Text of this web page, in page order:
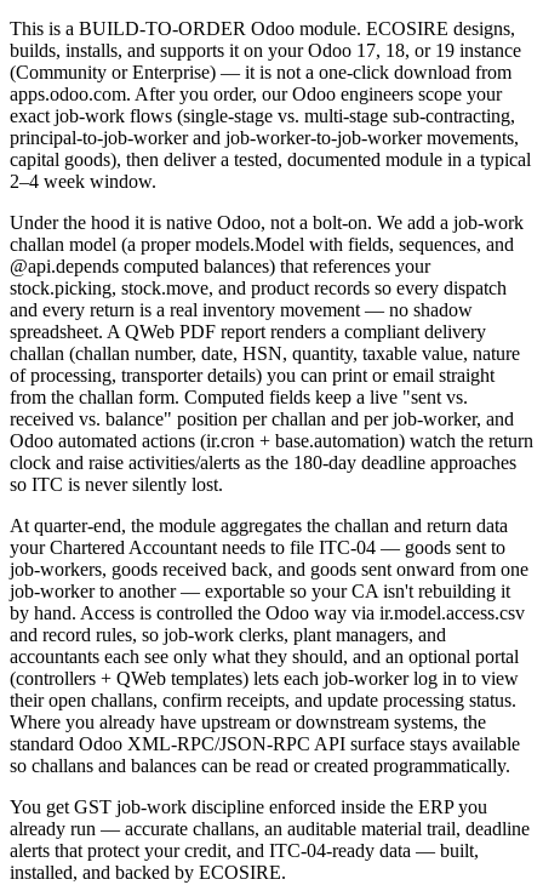
This is a BUILD-TO-ORDER Odoo module. ECOSIRE designs,
builds, installs, and supports it on your Odoo 17, 18, or 19 instance
(Community or Enterprise) — it is not a one-click download from
apps.odoo.com. After you order, our Odoo engineers scope your
exact job-work flows (single-stage vs. multi-stage sub-contracting,
principal-to-job-worker and job-worker-to-job-worker movements,
capital goods), then deliver a tested, documented module in a typical
2–4 week window.
Under the hood it is native Odoo, not a bolt-on. We add a job-work
challan model (a proper models.Model with fields, sequences, and
@api.depends computed balances) that references your
stock.picking, stock.move, and product records so every dispatch
and every return is a real inventory movement — no shadow
spreadsheet. A QWeb PDF report renders a compliant delivery
challan (challan number, date, HSN, quantity, taxable value, nature
of processing, transporter details) you can print or email straight
from the challan form. Computed fields keep a live "sent vs.
received vs. balance" position per challan and per job-worker, and
Odoo automated actions (ir.cron + base.automation) watch the return
clock and raise activities/alerts as the 180-day deadline approaches
so ITC is never silently lost.
At quarter-end, the module aggregates the challan and return data
your Chartered Accountant needs to file ITC-04 — goods sent to
job-workers, goods received back, and goods sent onward from one
job-worker to another — exportable so your CA isn't rebuilding it
by hand. Access is controlled the Odoo way via ir.model.access.csv
and record rules, so job-work clerks, plant managers, and
accountants each see only what they should, and an optional portal
(controllers + QWeb templates) lets each job-worker log in to view
their open challans, confirm receipts, and update processing status.
Where you already have upstream or downstream systems, the
standard Odoo XML-RPC/JSON-RPC API surface stays available
so challans and balances can be read or created programmatically.
You get GST job-work discipline enforced inside the ERP you
already run — accurate challans, an auditable material trail, deadline
alerts that protect your credit, and ITC-04-ready data — built,
installed, and backed by ECOSIRE.